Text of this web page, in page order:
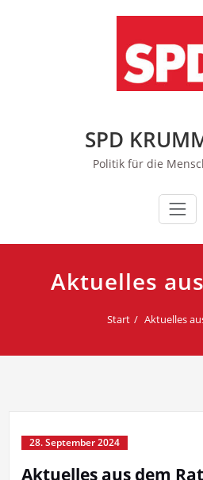
SPD
Politik für die
Aktuelles
Start Aktuelles
28. September 2024
Aktuelles aus dem Rat